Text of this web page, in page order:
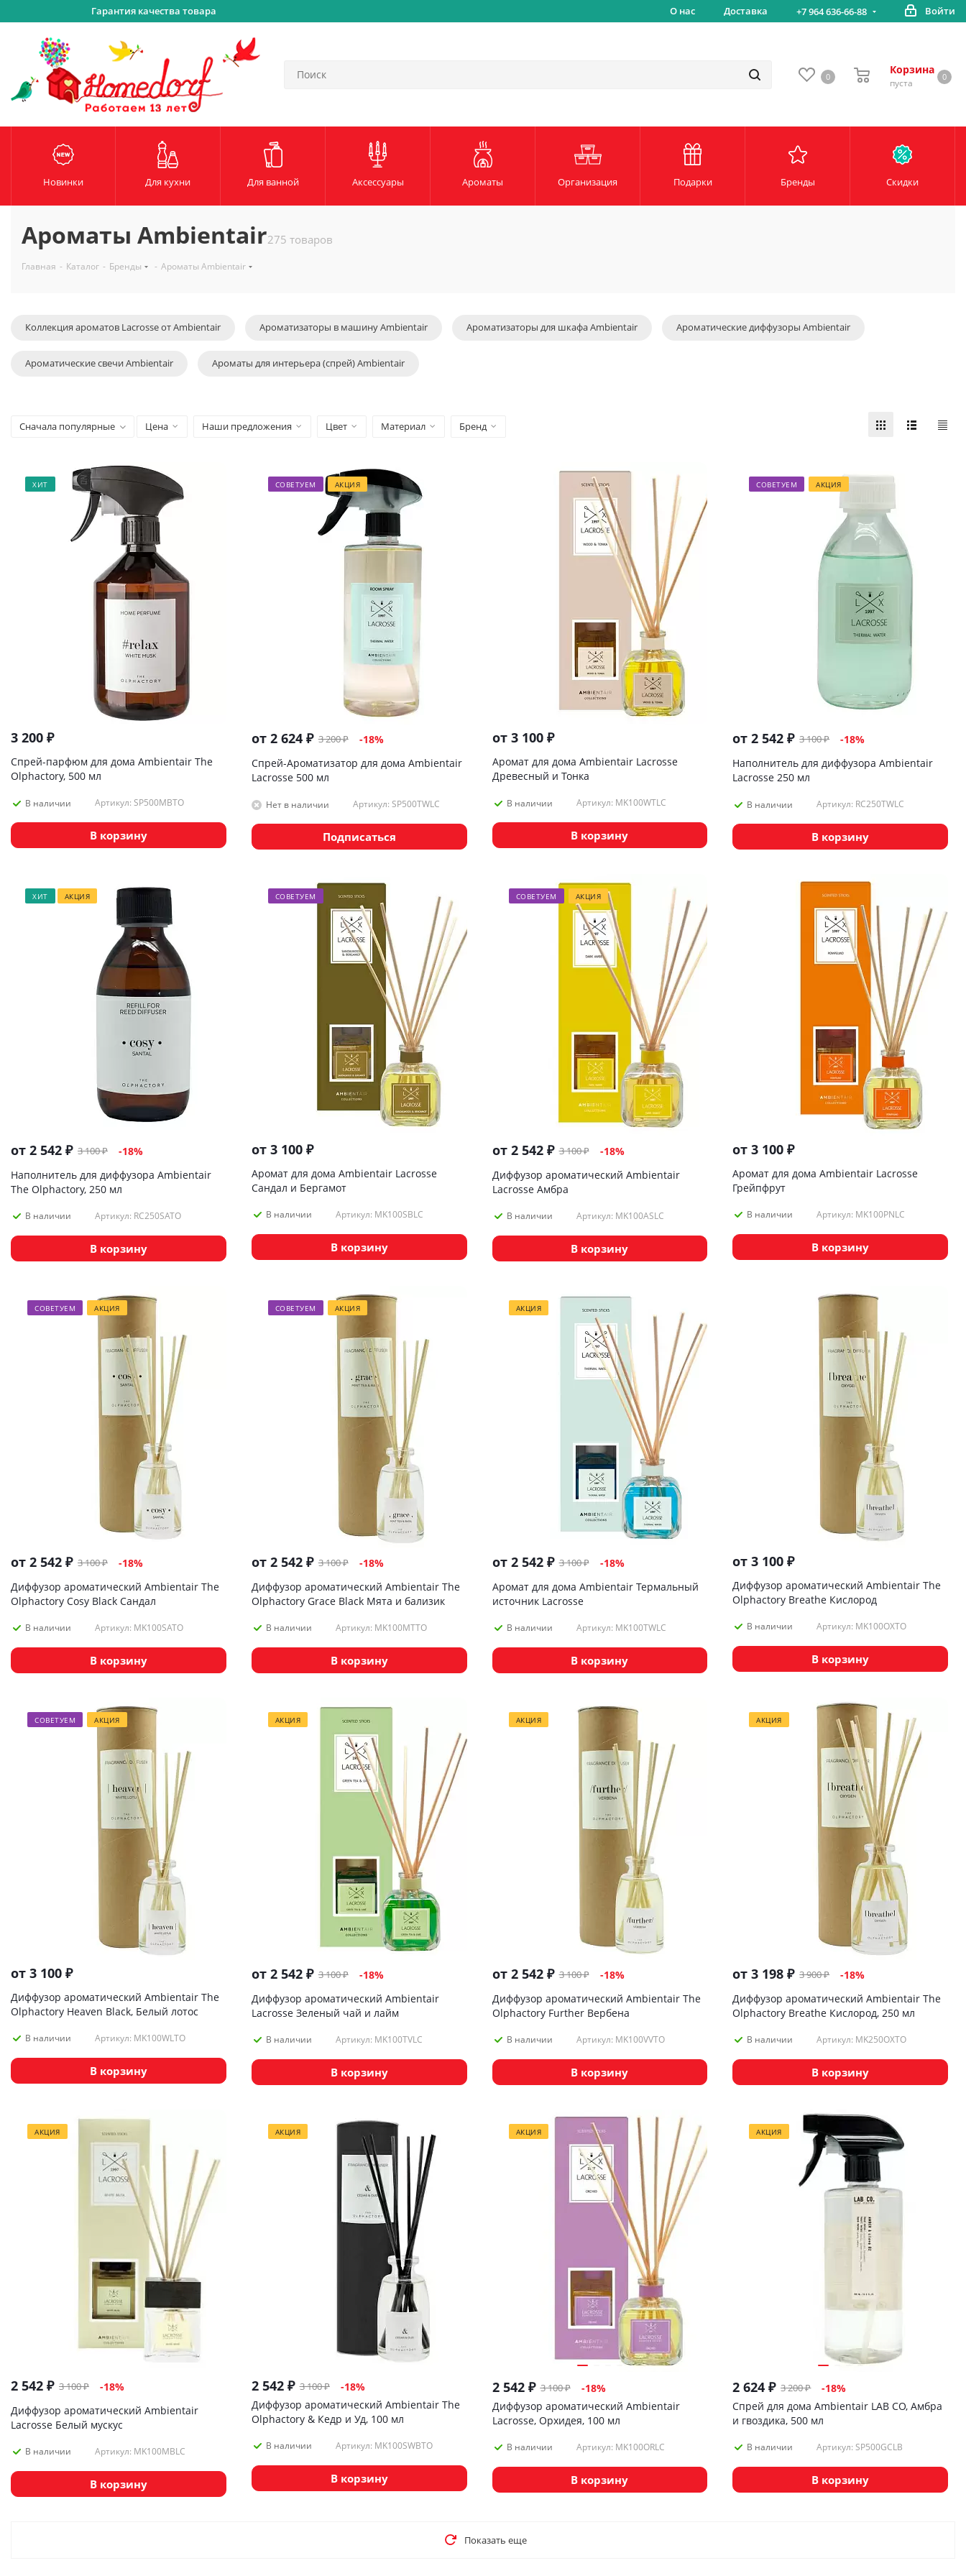
Гарантия качества товара О нас Доставка +7 964 636-66-88 Войти
0
Корзина
пуста
0
Новинки Для кухни Для ванной Аксессуары Ароматы Организация Подарки Бренды Скидки
Ароматы Ambientair275 товаров
Главная - Каталог - Бренды - Ароматы Ambientair
Коллекция ароматов Lacrosse от Ambientair Ароматизаторы в машину Ambientair Ароматизаторы для шкафа Ambientair Ароматические диффузоры Ambientair
Ароматические свечи Ambientair Ароматы для интерьера (спрей) Ambientair
Сначала популярные Цена Наши предложения Цвет Материал Бренд
ХИТ
3 200 ₽
Спрей-парфюм для дома Ambientair The
Olphactory, 500 мл
В наличии Артикул: SP500MBTO
В корзину
СОВЕТУЕМ АКЦИЯ
от 2 624 ₽ 3 200 ₽
-18%
Спрей-Ароматизатор для дома Ambientair
Lacrosse 500 мл
Нет в наличии Артикул: SP500TWLC
Подписаться
от 3 100 ₽
Аромат для дома Ambientair Lacrosse
Древесный и Тонка
В наличии Артикул: MK100WTLC
В корзину
СОВЕТУЕМ АКЦИЯ
от2 542 ₽ 3 100 ₽
-18%
Наполнитель для диффузора Ambientair
Lacrosse 250 мл
В наличии Артикул: RC250TWLC
В корзину
ХИТ АКЦИЯ
от 2 542 ₽ 3 100 ₽
-18%
Наполнитель для диффузора Ambientair
The Olphactory, 250 мл
В наличии Артикул: RC250SATO
В корзину
СОВЕТУЕМ
от 3 100 ₽
Аромат для дома Ambientair Lacrosse
Сандал и Бергамот
В наличии Артикул: MK100SBLC
В корзину
СОВЕТУЕМ АКЦИЯ
от 2 542 ₽ 3 100 ₽
-18%
Диффузор ароматический Ambientair
Lacrosse Амбра
В наличии Артикул: MK100ASLC
В корзину
от3 100 ₽
Аромат для дома Ambientair Lacrosse
Грейпфрут
В наличии Артикул: MK100PNLC
В корзину
СОВЕТУЕМ АКЦИЯ
от 2 542 ₽ 3 100 ₽
-18%
Диффузор ароматический Ambientair The
Olphactory Cosy Black Сандал
В наличии Артикул: MK100SATO
В корзину
СОВЕТУЕМ АКЦИЯ
от 2 542 ₽ 3 100 ₽
-18%
Диффузор ароматический Ambientair The
Olphactory Grace Black Мята и бализик
В наличии Артикул: MK100MTTO
В корзину
АКЦИЯ
от 2 542 ₽ 3 100 ₽
-18%
Аромат для дома Ambientair Термальный
источник Lacrosse
В наличии Артикул: MK100TWLC
В корзину
от3 100 ₽
Диффузор ароматический Ambientair The
Olphactory Breathe Кислород
В наличии Артикул: MK100OXTO
В корзину
СОВЕТУЕМ АКЦИЯ
от 3 100 ₽
Диффузор ароматический Ambientair The
Olphactory Heaven Black, Белый лотос
В наличии Артикул: MK100WLTO
В корзину
АКЦИЯ
от 2 542 ₽ 3 100 ₽
-18%
Диффузор ароматический Ambientair
Lacrosse Зеленый чай и лайм
В наличии Артикул: MK100TVLC
В корзину
АКЦИЯ
от 2 542 ₽ 3 100 ₽
-18%
Диффузор ароматический Ambientair The
Olphactory Further Вербена
В наличии Артикул: MK100VVTO
В корзину
АКЦИЯ
от3 198 ₽ 3 900 ₽
-18%
Диффузор ароматический Ambientair The
Olphactory Breathe Кислород, 250 мл
В наличии Артикул: MK250OXTO
В корзину
АКЦИЯ
2 542 ₽ 3 100₽ -18%
Диффузор ароматический Ambientair
Lacrosse Белый мускус
В наличии Артикул: MK100MBLC
В корзину
АКЦИЯ
2 542₽ 3 100₽ -18%
Диффузор ароматический Ambientair The
Olphactory & Кедр и Уд, 100 мл
В наличии Артикул: MK100SWBTO
В корзину
АКЦИЯ
2 542₽ 3 100₽ -18%
Диффузор ароматический Ambientair
Lacrosse, Орхидея, 100 мл
В наличии Артикул: MK100ORLC
В корзину
АКЦИЯ
2 624 ₽ 3 200₽ -18%
Спрей для дома Ambientair LAB CO, Амбра
и гвоздика, 500 мл
В наличии Артикул: SP500GCLB
В корзину
Показать еще